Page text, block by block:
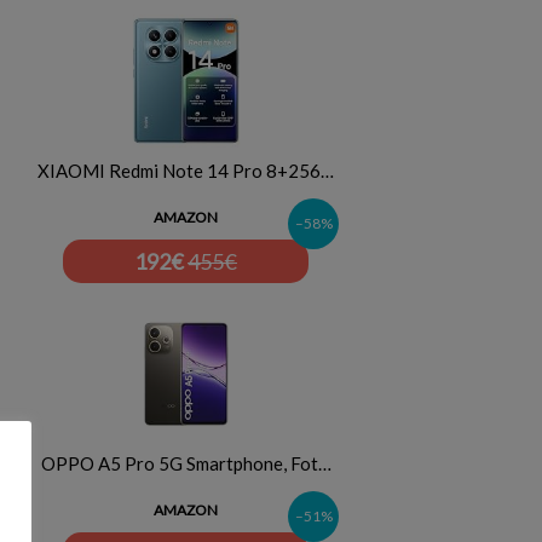
XIAOMI Redmi Note 14 Pro 8+256…
AMAZON
192€455€
–58%
OPPO A5 Pro 5G Smartphone, Fot…
AMAZON –51%